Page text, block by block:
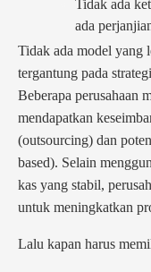
Tidak ada
ada
Tidak ada model yang
tergantung pada
Beberapa perusahaan
mendapatkan
(outsourcing) dan
based). Selain
kas yang stabil,
untuk meningkatkan
Lalu kapan harus